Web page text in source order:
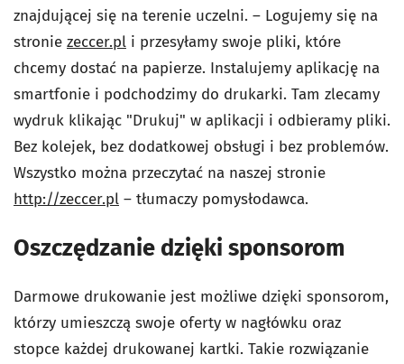
znajdującej się na terenie uczelni. – Logujemy się na
stronie zeccer.pl i przesyłamy swoje pliki, które
chcemy dostać na papierze. Instalujemy aplikację na
smartfonie i podchodzimy do drukarki. Tam zlecamy
wydruk klikając "Drukuj" w aplikacji i odbieramy pliki.
Bez kolejek, bez dodatkowej obsługi i bez problemów.
Wszystko można przeczytać na naszej stronie
http://zeccer.pl – tłumaczy pomysłodawca.
Oszczędzanie dzięki sponsorom
Darmowe drukowanie jest możliwe dzięki sponsorom,
którzy umieszczą swoje oferty w nagłówku oraz
stopce każdej drukowanej kartki. Takie rozwiązanie